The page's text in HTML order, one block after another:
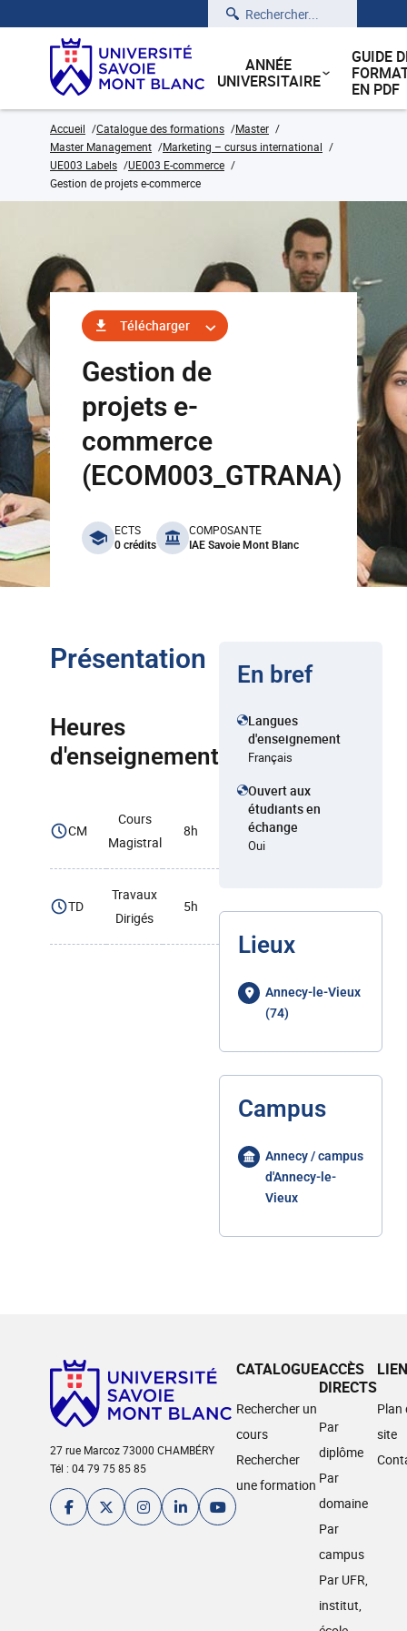
Rechercher
ANNÉE
UNIVERSITAIRE
GUIDE
EN PDF
Accueil Catalogue des formations
Master
Master Management
Marketing – cursus international
UE003 Labels
UE003 E-commerce
Gestion de projets e-commerce
Télécharger
Gestion de
projets e-
commerce
(ECOM003_GTRANA)
benefits
ECTS
0 crédits
COMPOSANTE
IAE Savoie Mont Blanc
Présentation
Heures
d'enseignement
CM
Cours
Magistral
8h
TD
Travaux
Dirigés
5h
En bref
Langues
d'enseignement
Français
Ouvert aux
étudiants en
échange
Oui
Lieux
Annecy-le-Vieux
(74)
Campus
Annecy / campus
d'Annecy-le-
Vieux
27 rue Marcoz 73000 CHAMBÉRY
Tél : 04 79 75 85 85
CATALOGUE
Rechercher un
cours
Rechercher
une formation
ACCÈS
DIRECTS
Par
diplôme
Par
domaine
Par
campus
Par UFR,
institut,
Plan
site